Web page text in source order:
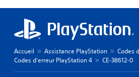
Accueil Assistance PlayStation
Codes
Codes d'erreur PlayStation 4
CE-38612-0